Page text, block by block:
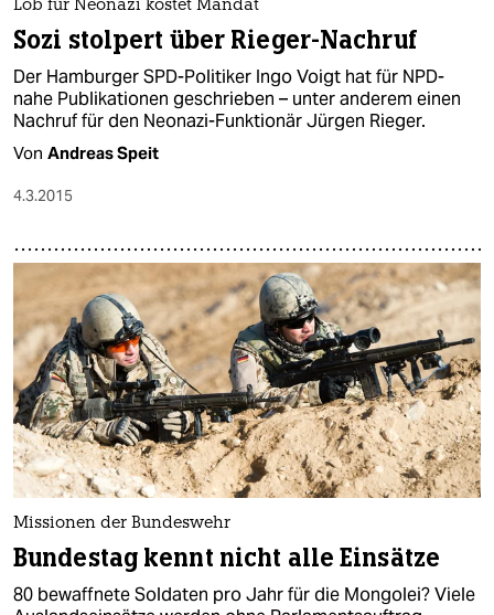
Lob für Neonazi kostet Mandat
Sozi stolpert über Rieger-Nachruf
Der Hamburger SPD-Politiker Ingo Voigt hat für NPD-
nahe Publikationen geschrieben – unter anderem einen
Nachruf für den Neonazi-Funktionär Jürgen Rieger.
Von Andreas Speit
4.3.2015
Missionen der Bundeswehr
Bundestag kennt nicht alle Einsätze
80 bewaffnete Soldaten pro Jahr für die Mongolei? Viele